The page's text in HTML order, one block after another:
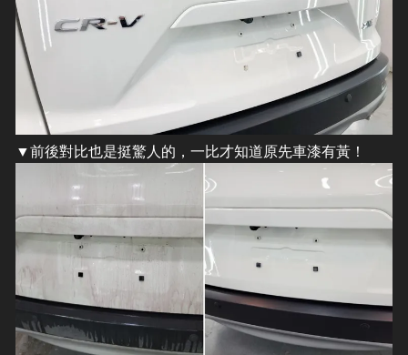
▼前後對比也是挺驚人的，一比才知道原先車漆有黃！